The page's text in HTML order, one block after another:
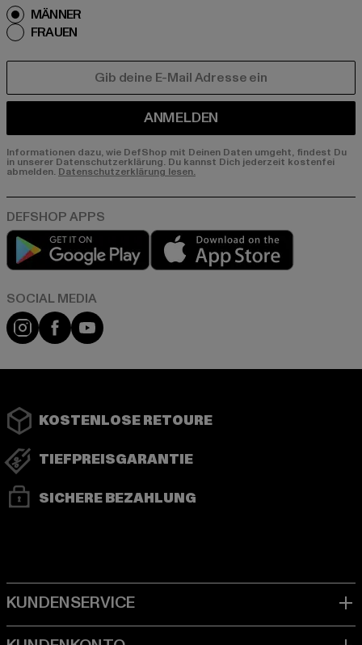
MÄNNER
FRAUEN
ANMELDEN
Informationen dazu, wie DefShop mit Deinen Daten umgeht, findest Du
in unserer Datenschutzerklärung. Du kannst Dich jederzeit kostenfei
abmelden. Datenschutzerklärung lesen.
Play market
Instagram
FacebookYouTube
KOSTENLOSE RETOURE
TIEFPREISGARANTIE
SICHERE BEZAHLUNG